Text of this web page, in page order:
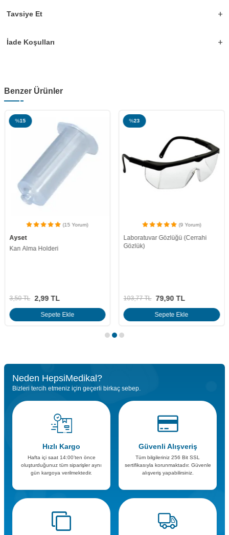
Tavsiye Et
İade Koşulları
Benzer Ürünler
%15
(15 Yorum)
Ayset
Kan Alma Holderi
3,50TL 2,99TL
Sepete Ekle
%23
(9 Yorum)
Laboratuvar Gözlüğü (Cerrahi
Gözlük)
103,77TL 79,90 TL
Sepete Ekle
Neden HepsiMedikal?
Bizleri tercih etmeniz için geçerli birkaç sebep.
Hızlı Kargo
Hafta içi saat 14:00’ten önce
oluşturduğunuz tüm siparişler aynı
gün kargoya verilmektedir.
Güvenli Alışveriş
Tüm bilgileriniz 256 Bit SSL
sertifikasıyla korunmaktadır. Güvenle
alışveriş yapabilirsiniz.